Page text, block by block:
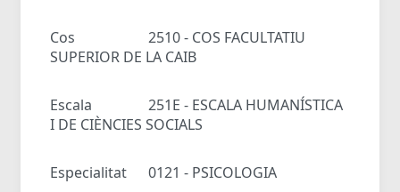
Cos
2510 - COS FACULTATIU
SUPERIOR DE LA CAIB
Escala
251E - ESCALA HUMANÍSTICA
I DE CIÈNCIES SOCIALS
Especialitat 0121 - PSICOLOGIA